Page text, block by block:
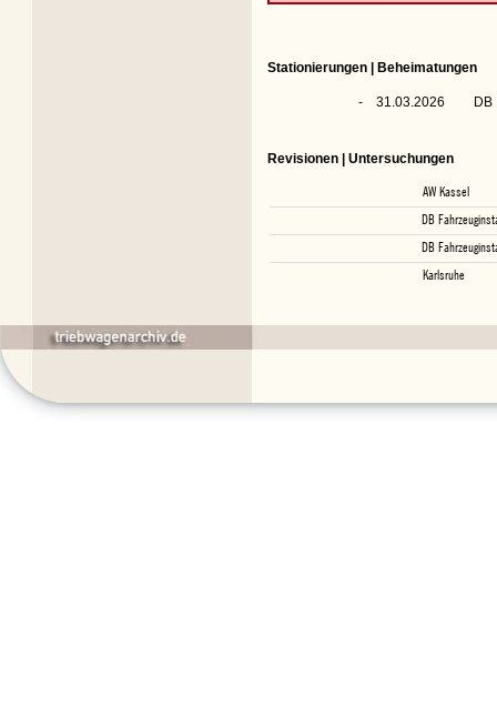
Stationierungen | Beheimatungen
- 31.03.2026 DB
Revisionen | Untersuchungen
AW Kassel
DB
DB
Karlsruhe